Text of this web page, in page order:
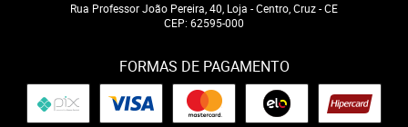
Rua Professor João Pereira, 40, Loja -Centro, Cruz-CE
CEP: 62595-000
FORMAS DE PAGAMENTO